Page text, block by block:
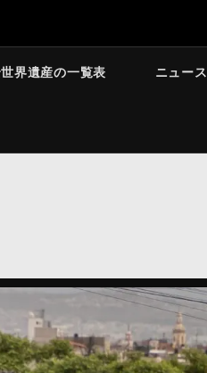
界遺産の一覧表 ニュース